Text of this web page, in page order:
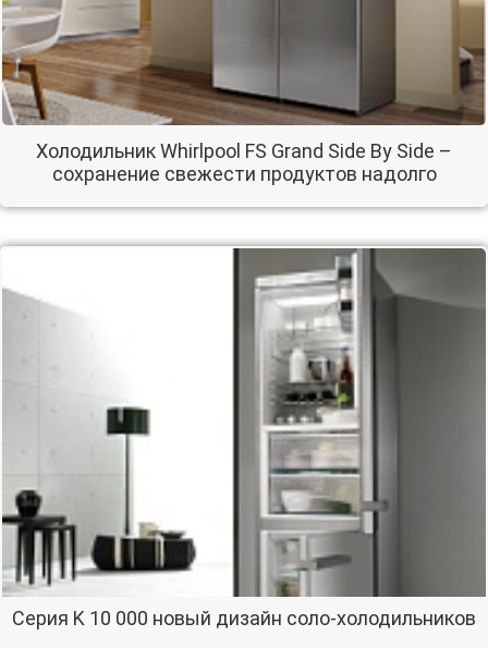
Холодильник Whirlpool FS Grand Side By Side –
сохранение свежести продуктов надолго
Серия K 10 000 новый дизайн соло-холодильников